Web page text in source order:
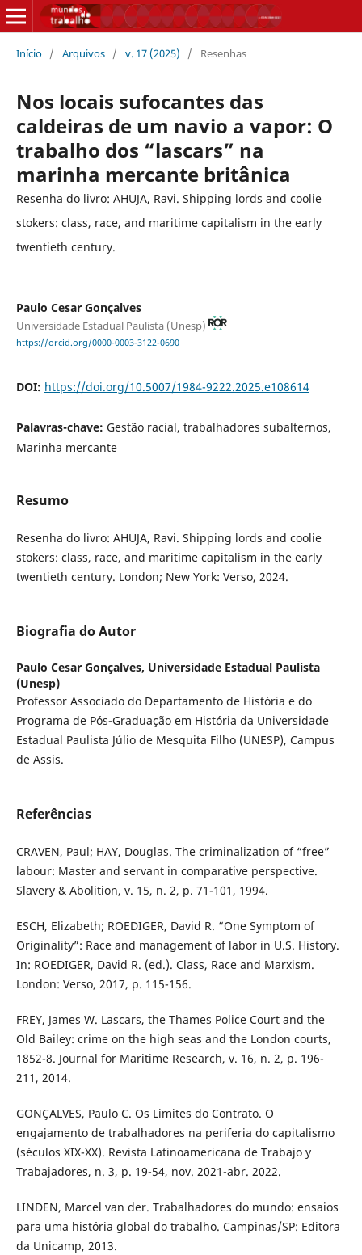
Início / Arquivos / v. 17 (2025) / Resenhas
Nos locais sufocantes das
caldeiras de um navio a vapor: O
trabalho dos “lascars” na
marinha mercante britânica
Resenha do livro: AHUJA, Ravi. Shipping lords and coolie
stokers: class, race, and maritime capitalism in the early
twentieth century.
Paulo Cesar Gonçalves
Universidade Estadual Paulista (Unesp)
https://orcid.org/0000-0003-3122-0690
DOI: https://doi.org/10.5007/1984-9222.2025.e108614
Palavras-chave: Gestão racial, trabalhadores subalternos,
Marinha mercante
Resumo
Resenha do livro: AHUJA, Ravi. Shipping lords and coolie
stokers: class, race, and maritime capitalism in the early
twentieth century. London; New York: Verso, 2024.
Biografia do Autor
Paulo Cesar Gonçalves, Universidade Estadual Paulista
(Unesp)
Professor Associado do Departamento de História e do
Programa de Pós-Graduação em História da Universidade
Estadual Paulista Júlio de Mesquita Filho (UNESP), Campus
de Assis.
Referências
CRAVEN, Paul; HAY, Douglas. The criminalization of “free”
labour: Master and servant in comparative perspective.
Slavery & Abolition, v. 15, n. 2, p. 71-101, 1994.
ESCH, Elizabeth; ROEDIGER, David R. “One Symptom of
Originality”: Race and management of labor in U.S. History.
In: ROEDIGER, David R. (ed.). Class, Race and Marxism.
London: Verso, 2017, p. 115-156.
FREY, James W. Lascars, the Thames Police Court and the
Old Bailey: crime on the high seas and the London courts,
1852-8. Journal for Maritime Research, v. 16, n. 2, p. 196-
211, 2014.
GONÇALVES, Paulo C. Os Limites do Contrato. O
engajamento de trabalhadores na periferia do capitalismo
(séculos XIX-XX). Revista Latinoamericana de Trabajo y
Trabajadores, n. 3, p. 19-54, nov. 2021-abr. 2022.
LINDEN, Marcel van der. Trabalhadores do mundo: ensaios
para uma história global do trabalho. Campinas/SP: Editora
da Unicamp, 2013.